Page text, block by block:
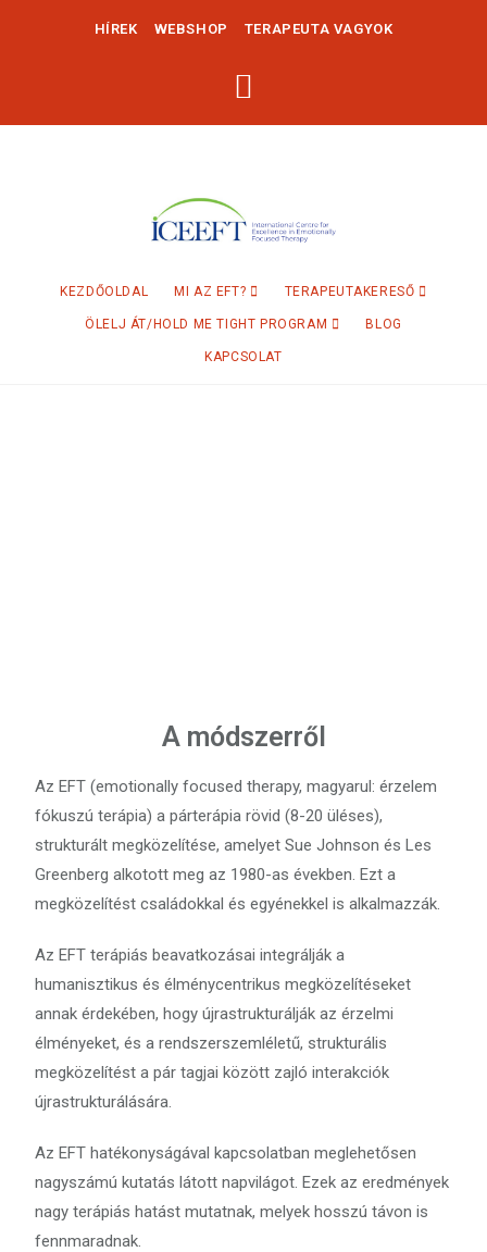
HÍREK WEBSHOP TERAPEUTA VAGYOK
KEZDŐOLDAL MI AZ EFT? TERAPEUTAKERESŐ
ÖLELJ ÁT/HOLD ME TIGHT PROGRAM BLOG
KAPCSOLAT
A módszerről
Az EFT (emotionally focused therapy, magyarul: érzelem
fókuszú terápia) a párterápia rövid (8-20 üléses),
strukturált megközelítése, amelyet Sue Johnson és Les
Greenberg alkotott meg az 1980-as években. Ezt a
megközelítést családokkal és egyénekkel is alkalmazzák.
Az EFT terápiás beavatkozásai integrálják a
humanisztikus és élménycentrikus megközelítéseket
annak érdekében, hogy újrastrukturálják az érzelmi
élményeket, és a rendszerszemléletű, strukturális
megközelítést a pár tagjai között zajló interakciók
újrastrukturálására.
Az EFT hatékonyságával kapcsolatban meglehetősen
nagyszámú kutatás látott napvilágot. Ezek az eredmények
nagy terápiás hatást mutatnak, melyek hosszú távon is
fennmaradnak.